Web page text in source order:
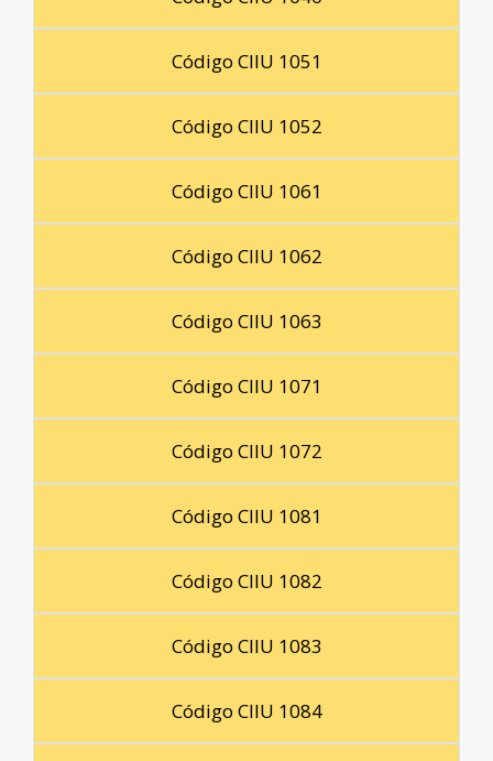
Código CIIU 1051
Código CIIU 1052
Código CIIU 1061
Código CIIU 1062
Código CIIU 1063
Código CIIU 1071
Código CIIU 1072
Código CIIU 1081
Código CIIU 1082
Código CIIU 1083
Código CIIU 1084